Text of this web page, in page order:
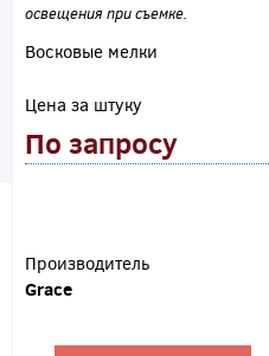
освещения при съемке.
Восковые мелки
Цена за штуку
По запросу
Производитель
Grace